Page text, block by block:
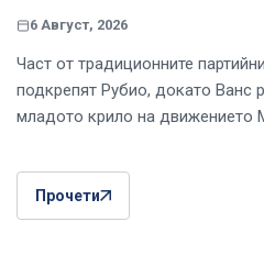
6 Август, 2026
Част от традиционните
подкрепят Рубио, докато Ванс
младото крило на движението
Прочети